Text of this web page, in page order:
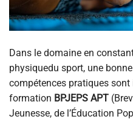
Dans le domaine en
physiquedu sport, une
compétences pratiques sont
formation BPJEPS APT
Jeunesse, de l’Éducation